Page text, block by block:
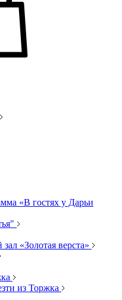
«В гостях у Дарьи
«Золотая верста»
из Торжка